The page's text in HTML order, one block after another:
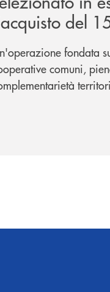
del
Cambiano 1884
fondata
comuni,